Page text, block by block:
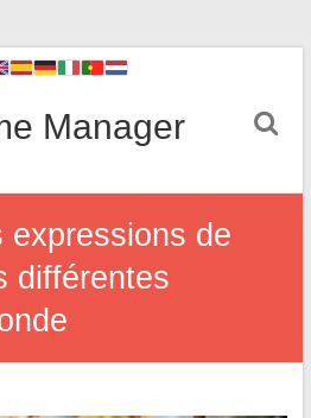
Manager
expressions de
différentes